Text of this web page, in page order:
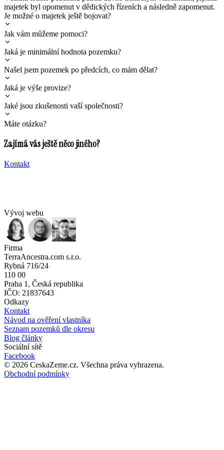
majetek byl opomenut v dědických řízeních a následně zapomenut.
Je možné o majetek ještě bojovat?
Jak vám můžeme pomoci?
Jaká je minimální hodnota pozemku?
Našel jsem pozemek po předcích, co mám dělat?
Jaká je výše provize?
Jaké jsou zkušenosti vaší společnosti?
Máte otázku?
Zajímá vás ještě něco jiného?
Kontakt
Vývoj webu
Firma
TerraAncestra.com s.r.o.
Rybná 716/24
110 00
Praha 1, Česká republika
IČO: 21837643
Odkazy
Kontakt
Návod na ověření vlastníka
Seznam pozemků dle okresu
Blog články
Sociální sítě
Facebook
© 2026 CeskaZeme.cz. Všechna práva vyhrazena.
Obchodní podmínky